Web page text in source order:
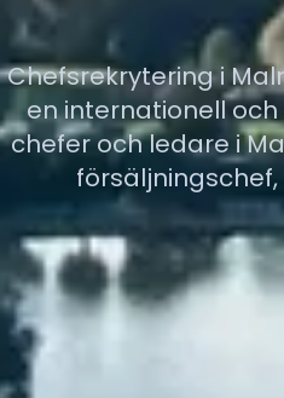
Chefsrekrytering i
en internationell
chefer och ledare i